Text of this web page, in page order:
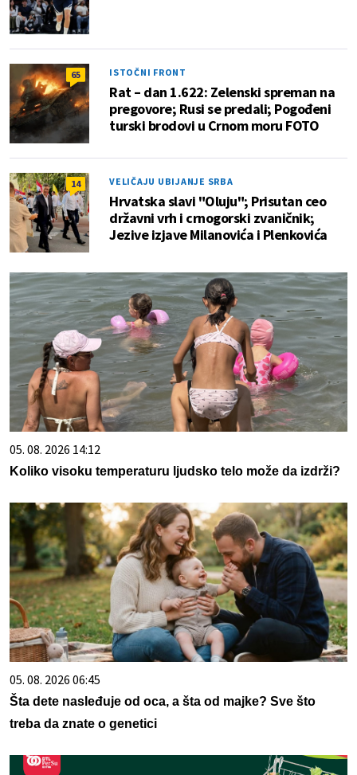
65 ISTOČNI FRONT
Rat – dan 1.622: Zelenski spreman na
pregovore; Rusi se predali; Pogođeni
turski brodovi u Crnom moru FOTO
14 VELIČAJU UBIJANJE SRBA
Hrvatska slavi "Oluju"; Prisutan ceo
državni vrh i crnogorski zvaničnik;
Jezive izjave Milanovića i Plenkovića
05. 08. 2026 14:12
Koliko visoku temperaturu ljudsko telo može da izdrži?
05. 08. 2026 06:45
Šta dete nasleđuje od oca, a šta od majke? Sve što
treba da znate o genetici